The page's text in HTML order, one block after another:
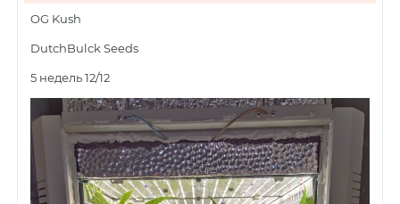
OG Kush
DutchBulck Seeds
5 недель 12/12